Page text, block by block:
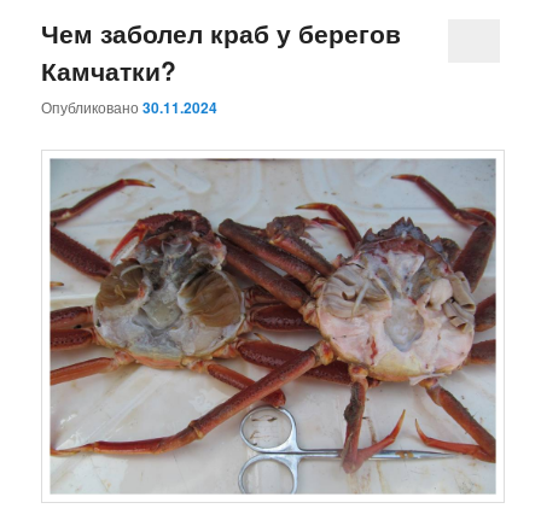
Чем заболел краб у берегов
Камчатки?
Опубликовано30.11.2024